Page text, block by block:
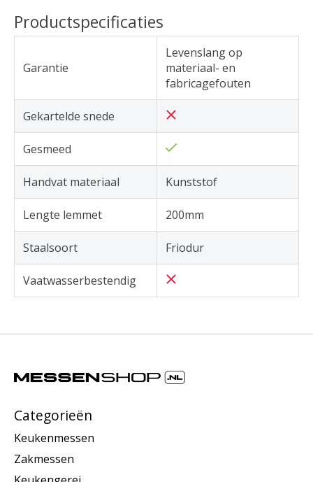
Productspecificaties
Garantie
Levenslang op
materiaal- en
fabricagefouten
Gekartelde snede
Gesmeed
Handvat materiaal Kunststof
Lengte lemmet 200mm
Staalsoort Friodur
Vaatwasserbestendig
Categorieën
Keukenmessen
Zakmessen